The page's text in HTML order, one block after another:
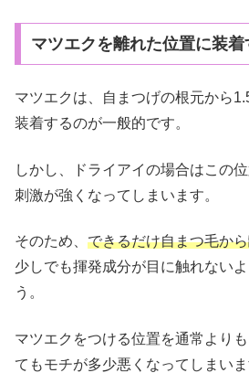
マツエクを離れた位置に装着
マツエクは、自まつげの根元から
装着するのが一般的です。
しかし、ドライアイの場合はこの
刺激が強くなってしまいます。
そのため、 できるだけ自まつ毛か
少しでも揮発成分が目に触れない
う。
マツエクをつける位置を通常より
てもモチが多少悪くなってしまいま